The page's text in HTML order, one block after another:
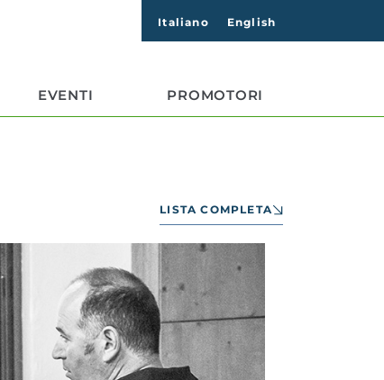
Italiano English
EVENTI PROMOTORI
LISTA COMPLETA